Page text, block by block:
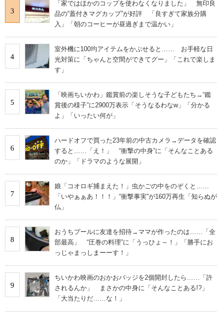
3
「家ではほかのコップを使わなくなりました」 無印良
品の“蓋付きマグカップ”が好評 「良すぎて家族分購
入」「朝のコーヒーが昼過ぎまで温かい」
4
室外機に100均アイテムをかぶせると…… お手軽な日
光対策に「ちゃんと空間ができてグー」「これで楽しま
す」
5
「映画ちいかわ」鑑賞前の楽しそうな子どもたち→“鑑
賞後の様子”に2900万表示「そうなるわなw」「分かる
よ」「いったい何が」
6
ハードオフで買った23年前の中古カメラ→データを確認
すると……「え！」 “衝撃の中身”に「そんなことある
のか」「ドラマのような展開」
7
娘「コオロギ捕まえた！」虫かごの中をのぞくと……
「いやぁぁあ！！！」“衝撃事実”が160万再生「知らぬが
仏」
8
おうちプールに友達を招待→ママが作ったのは……「全
部最高」 “圧巻の料理”に「うっひょ～！」「勝手にお
っじゃまっしまーーす！」
9
ちいかわ映画のおかおバッジを2個開封したら……「許
されるんか」 まさかの中身に「そんなことある!?」
「大当たりだ……な！」